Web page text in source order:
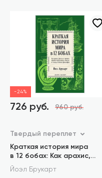
-24%
726 руб. 960 руб.
Твердый переплет
Краткая история мира
в 12 бобах: Как арахис,
фасоль и горошек вершили
революции, спасали
Йоэл Брукарт